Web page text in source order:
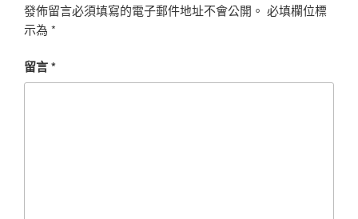
發佈留言必須填寫的電子郵件地址不會公開。 必填欄位標
示為 *
留言*